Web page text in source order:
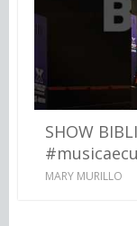
SHOW
MARY MURILLO